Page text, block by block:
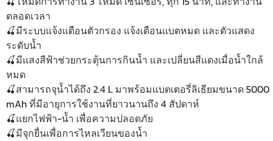
ตลอดเวลา
🍒มีระบบแจ้งแตือนตัวกรอง แจ้งเตือนแบตหมด และตัวแสดง
ระดับน้ำ
🍒มีแสงสีฟ้าช่วยกระตุ้นการกินน้ำ และเปลี่ยนสีแดงเมื่อน้ำใกล้
หมด
🍒สามารถจุน้ำได้ถึง 2.4 L มาพร้อมแบตเตอรี่ลิเธียมขนาด 5000
mAh ที่มีอายุการใช้งานที่ยาวนานถึง 4 สัปดาห์
🍒แยกไฟฟ้า-น้ำ เพื่อความปลอดภัย
🍒มีจุกยื่นเพื่อการไหลเวียนของน้ำ